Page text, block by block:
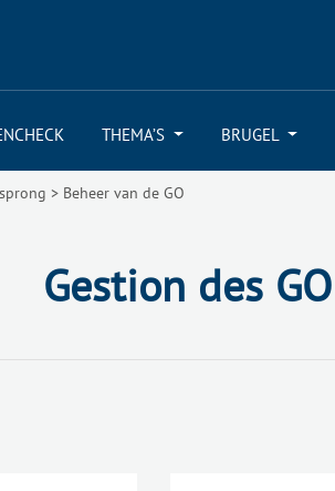
THEMA’S BRUGEL
> Beheer van de GO
Gestion des GO